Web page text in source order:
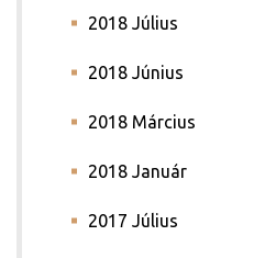
2018 Július
2018 Június
2018 Március
2018 Január
2017 Július